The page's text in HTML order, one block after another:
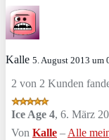
Kalle 5. August 2013 um
2 von 2 Kunden
Ice Age 4, 6. März
Von Kalle – Alle